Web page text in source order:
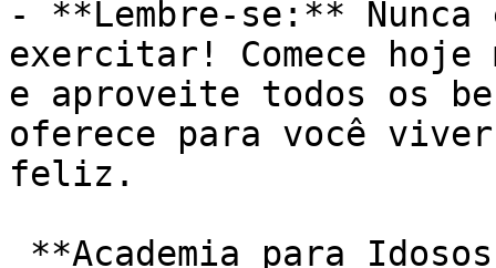
- **Lembre-se:**
exercitar! Comece hoje
e aproveite todos os
oferece para você
feliz.